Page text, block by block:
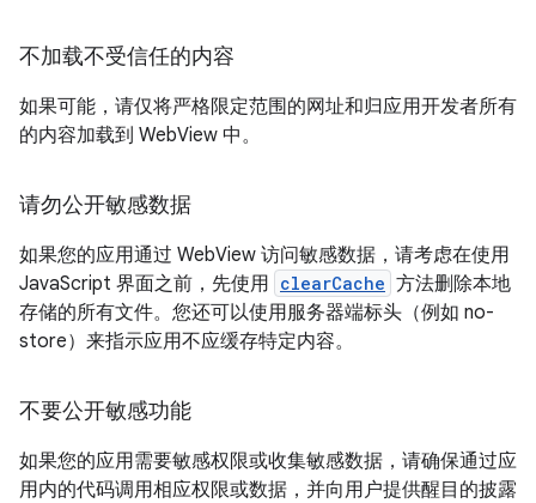
不加载不受信任的内容
如果可能，请仅将严格限定范围的网址和归应用开发者所有
的内容加载到 WebView 中。
请勿公开敏感数据
如果您的应用通过 WebView 访问敏感数据，请考虑在使用
JavaScript 界面之前，先使用 clearCache 方法删除本地
存储的所有文件。您还可以使用服务器端标头（例如 no-
store）来指示应用不应缓存特定内容。
不要公开敏感功能
如果您的应用需要敏感权限或收集敏感数据，请确保通过应
用内的代码调用相应权限或数据，并向用户提供醒目的披露